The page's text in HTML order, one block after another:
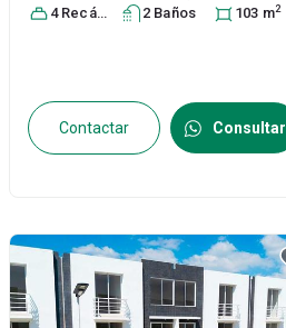
Tecámac, México, México , C.P. 55765
4 Recámara s 2 Baños 103 m2
Contactar Consultar